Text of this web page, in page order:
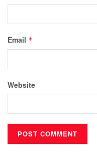
Email *
Website